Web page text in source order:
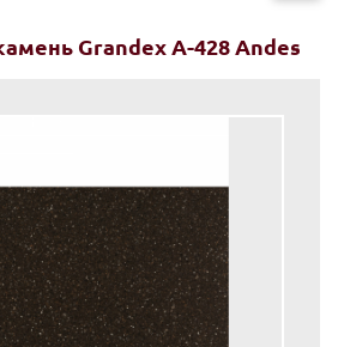
Grandex A-428 Andes